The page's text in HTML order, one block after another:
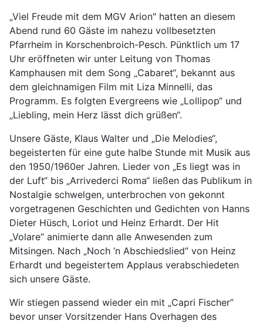
„Viel Freude mit dem MGV Arion" hatten an diesem
Abend rund 60 Gäste im nahezu vollbesetzten
Pfarrheim in Korschenbroich-Pesch. Pünktlich um 17
Uhr eröffneten wir unter Leitung von Thomas
Kamphausen mit dem Song „Cabaret“, bekannt aus
dem gleichnamigen Film mit Liza Minnelli, das
Programm. Es folgten Evergreens wie „Lollipop“ und
„Liebling, mein Herz lässt dich grüßen“.
Unsere Gäste, Klaus Walter und „Die Melodies“,
begeisterten für eine gute halbe Stunde mit Musik aus
den 1950/1960er Jahren. Lieder von „Es liegt was in
der Luft“ bis „Arrivederci Roma“ ließen das Publikum in
Nostalgie schwelgen, unterbrochen von gekonnt
vorgetragenen Geschichten und Gedichten von Hanns
Dieter Hüsch, Loriot und Heinz Erhardt. Der Hit
„Volare“ animierte dann alle Anwesenden zum
Mitsingen. Nach „Noch ‘n Abschiedslied“ von Heinz
Erhardt und begeistertem Applaus verabschiedeten
sich unsere Gäste.
Wir stiegen passend wieder ein mit „Capri Fischer“
bevor unser Vorsitzender Hans Overhagen des